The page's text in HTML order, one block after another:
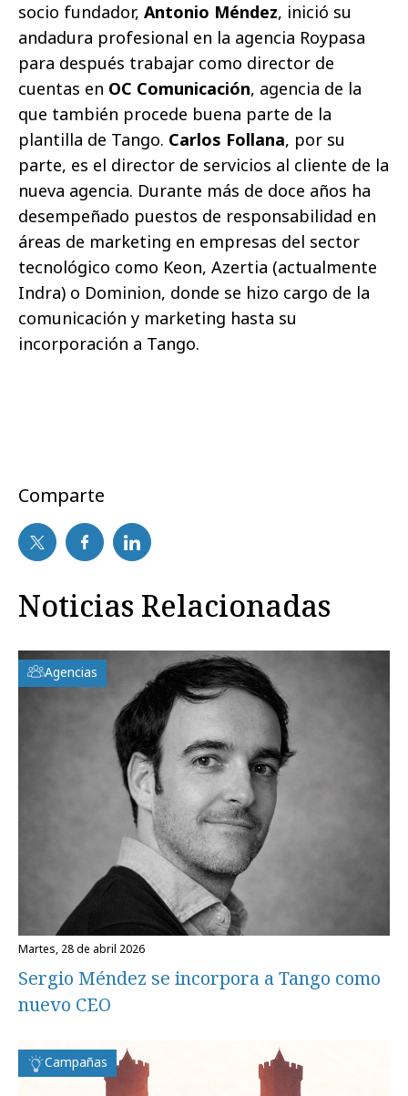
socio fundador, Antonio Méndez, inició su
andadura profesional en la agencia Roypasa
para después trabajar como director de
cuentas en OC Comunicación, agencia de la
que también procede buena parte de la
plantilla de Tango. Carlos Follana, por su
parte, es el director de servicios al cliente de la
nueva agencia. Durante más de doce años ha
desempeñado puestos de responsabilidad en
áreas de marketing en empresas del sector
tecnológico como Keon, Azertia (actualmente
Indra) o Dominion, donde se hizo cargo de la
comunicación y marketing hasta su
incorporación a Tango.
Comparte
Noticias Relacionadas
Agencias
martes, 28 de abril 2026
Sergio Méndez se incorpora a Tango como
nuevo CEO
Campañas